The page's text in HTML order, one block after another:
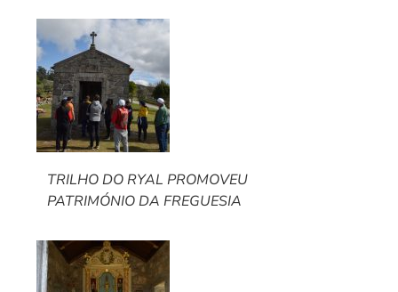
TRILHO DO RYAL PROMOVEU
PATRIMÓNIO DA FREGUESIA